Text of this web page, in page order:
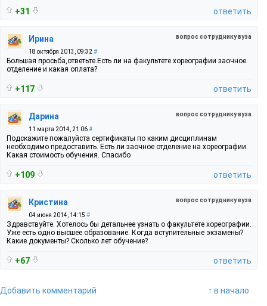
+31 ответить
вопрос сотруднику вуза
Ирина
18 октября 2013, 09:32 #
Большая просьба,ответьте.Есть ли на факультете хореографии заочное
отделение и какая оплата?
+117 ответить
вопрос сотруднику вуза
Дарина
11 марта 2014, 21:06#
Подскажите пожалуйста сертификаты по каким дисциплинам
необходимо предоставить. Есть ли заочное отделение на хореографии.
Какая стоимость обучения. Спасибо
+109 ответить
вопрос сотруднику вуза
Кристина
04 июня 2014, 14:15 #
Здравствуйте. Хотелось бы детальнее узнать о факультете хореографии.
Уже есть одно высшее образование. Когда вступительные экзамены?
Какие документы? Сколько лет обучение?
+67 ответить
Добавить комментарий ↑ в начало